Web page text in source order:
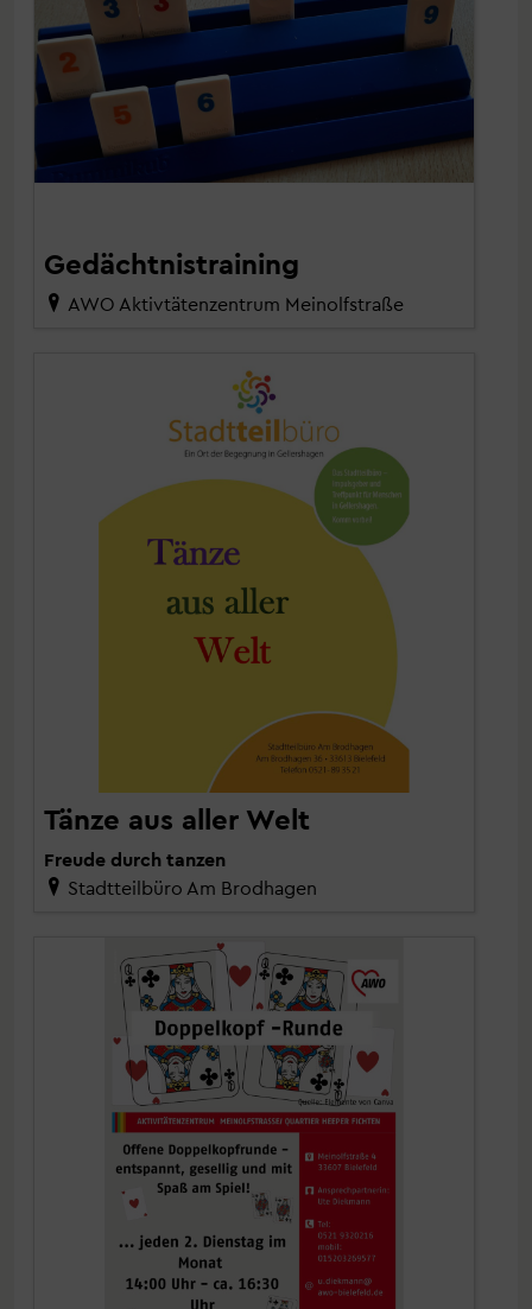
Gedächtnistraining
AWO Aktivtätenzentrum Meinolfstraße
Tänze aus aller Welt
Freude durch tanzen
Stadtteilbüro Am Brodhagen